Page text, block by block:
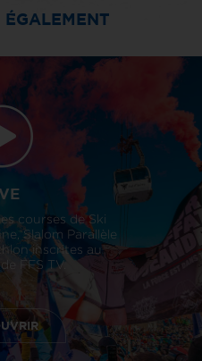
courses de Ski
Slalom Parallèle
inscrites au
FFS TV.